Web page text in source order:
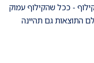
- ככל שהקילוף עמוק
התוצאות גם תהיינה